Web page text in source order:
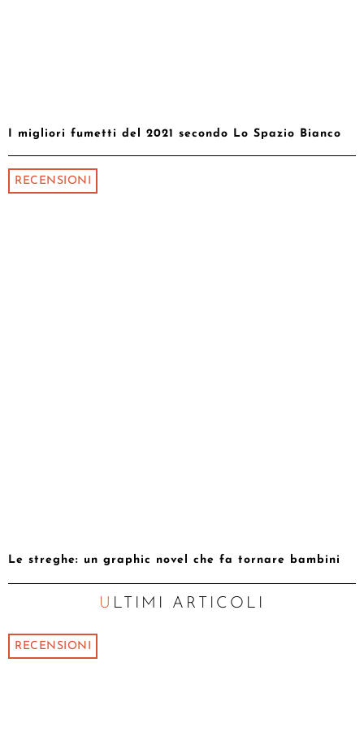
I migliori fumetti del 2021 secondo Lo Spazio Bianco
RECENSIONI
Le streghe: un graphic novel che fa tornare bambini
ULTIMI ARTICOLI
RECENSIONI